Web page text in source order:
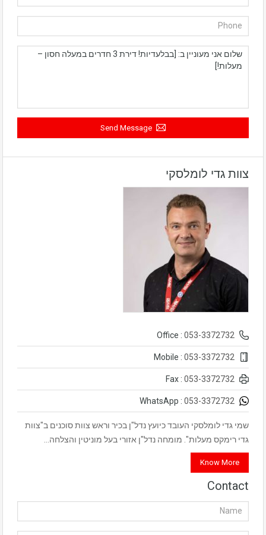
Send Message
צוות גדי לומלסקי
053-3372732
053-3372732
053-3372732
053-3372732
שמי גדי לומלסקי העובד כיועץ נדל"ן בכיר וראש צוות סוכנים ב"צוות
גדי רימקס מעלות". מומחה נדל"ן אזורי בעל מוניטין והצלחה…
Know More
Contact